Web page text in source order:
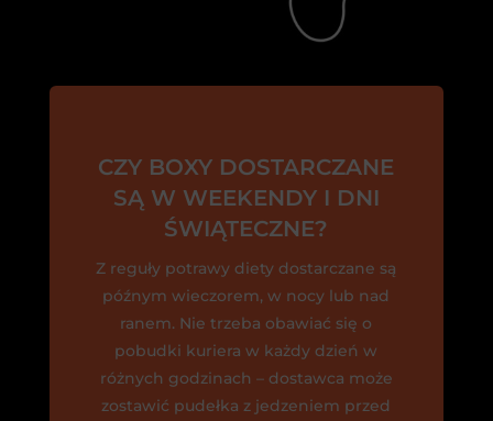
CZY BOXY DOSTARCZANE
SĄ W WEEKENDY I DNI
ŚWIĄTECZNE?
Z reguły potrawy diety dostarczane są
późnym wieczorem, w nocy lub nad
ranem. Nie trzeba obawiać się o
pobudki kuriera w każdy dzień w
różnych godzinach – dostawca może
zostawić pudełka z jedzeniem przed